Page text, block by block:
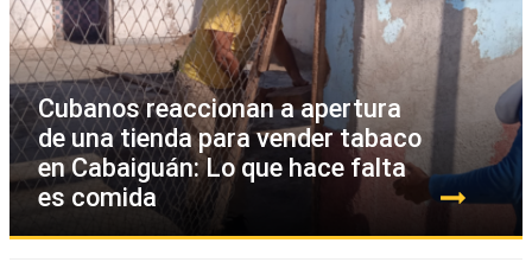
Cubanos reaccionan a apertura
de una tienda para vender tabaco
en Cabaiguán: Lo que hace falta
es comida